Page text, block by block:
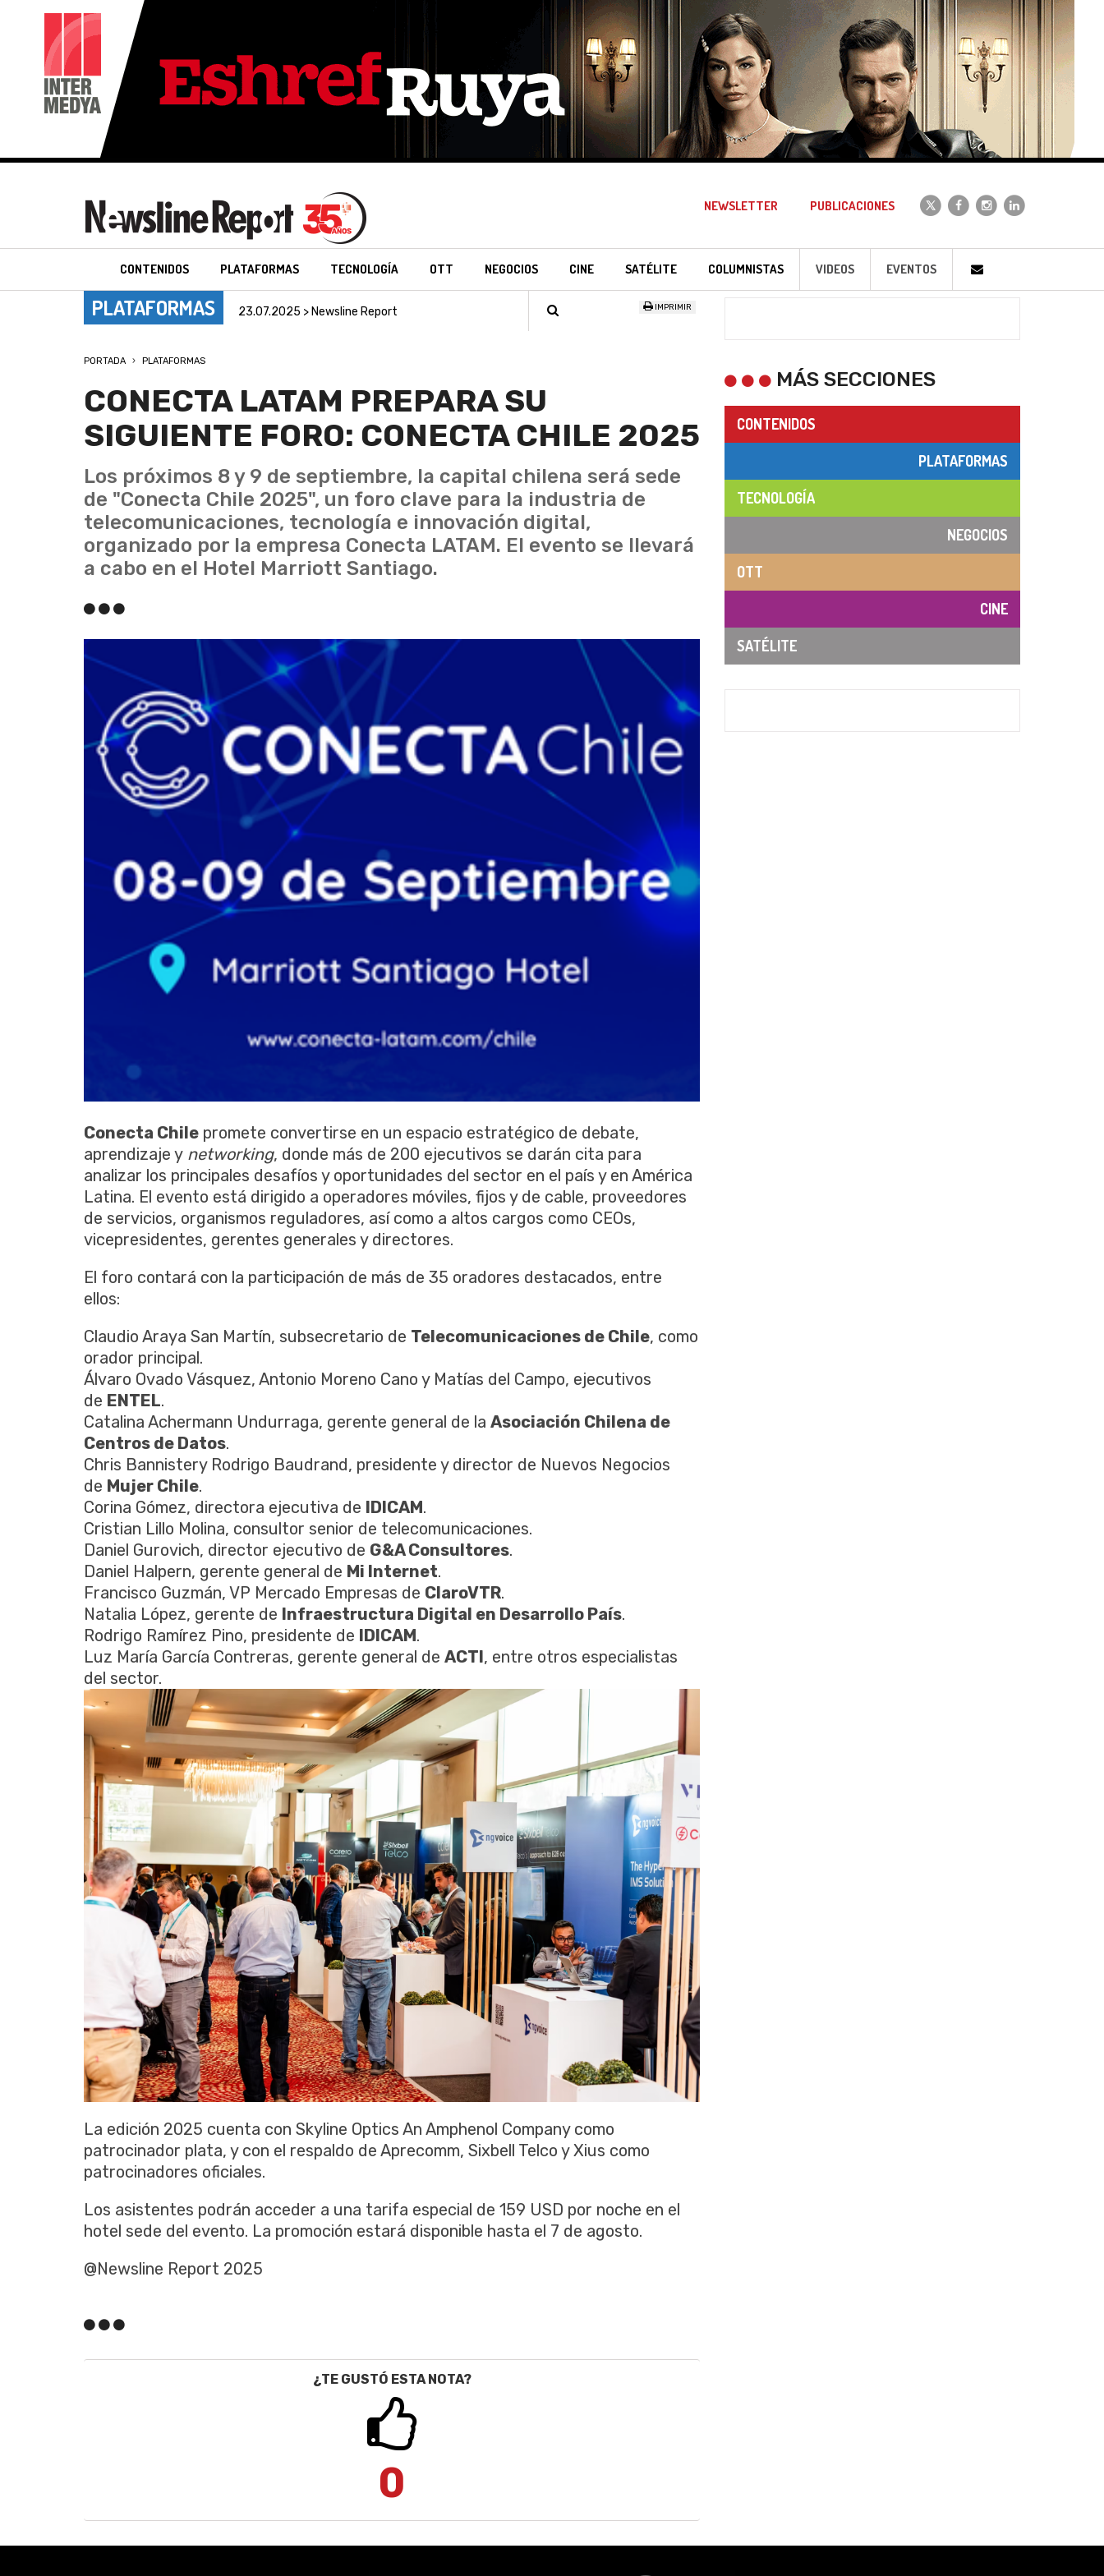
NEWSLETTER PUBLICACIONES
CONTENIDOS PLATAFORMAS TECNOLOGÍA OTT NEGOCIOS CINE SATÉLITE COLUMNISTAS VIDEOS EVENTOS
PLATAFORMAS 23.07.2025 > Newsline Report IMPRIMIR
PORTADA PLATAFORMAS
CONECTA LATAM PREPARA SU
SIGUIENTE FORO: CONECTA CHILE 2025
Los próximos 8 y 9 de septiembre, la capital chilena será sede
de "Conecta Chile 2025", un foro clave para la industria de
telecomunicaciones, tecnología e innovación digital,
organizado por la empresa Conecta LATAM. El evento se llevará
a cabo en el Hotel Marriott Santiago.
Conecta Chile promete convertirse en un espacio estratégico de debate,
aprendizaje y networking, donde más de 200 ejecutivos se darán cita para
analizar los principales desafíos y oportunidades del sector en el país y en América
Latina. El evento está dirigido a operadores móviles, fijos y de cable, proveedores
de servicios, organismos reguladores, así como a altos cargos como CEOs,
vicepresidentes, gerentes generales y directores.
El foro contará con la participación de más de 35 oradores destacados, entre
ellos:
Claudio Araya San Martín, subsecretario de Telecomunicaciones de Chile, como
orador principal.
Álvaro Ovado Vásquez, Antonio Moreno Cano y Matías del Campo, ejecutivos
de ENTEL.
Catalina Achermann Undurraga, gerente general de la Asociación Chilena de
Centros de Datos.
Chris Bannistery Rodrigo Baudrand, presidente y director de Nuevos Negocios
de Mujer Chile.
Corina Gómez, directora ejecutiva de IDICAM.
Cristian Lillo Molina, consultor senior de telecomunicaciones.
Daniel Gurovich, director ejecutivo de G&A Consultores.
Daniel Halpern, gerente general de Mi Internet.
Francisco Guzmán, VP Mercado Empresas de ClaroVTR.
Natalia López, gerente de Infraestructura Digital en Desarrollo País.
Rodrigo Ramírez Pino, presidente de IDICAM.
Luz María García Contreras, gerente general de ACTI, entre otros especialistas
del sector.
La edición 2025 cuenta con Skyline Optics An Amphenol Company como
patrocinador plata, y con el respaldo de Aprecomm, Sixbell Telco y Xius como
patrocinadores oficiales.
Los asistentes podrán acceder a una tarifa especial de 159 USD por noche en el
hotel sede del evento. La promoción estará disponible hasta el 7 de agosto.
@Newsline Report 2025
¿TE GUSTÓ ESTA NOTA?
0
MÁS SECCIONES
CONTENIDOS
PLATAFORMAS
TECNOLOGÍA
NEGOCIOS
OTT
CINE
SATÉLITE